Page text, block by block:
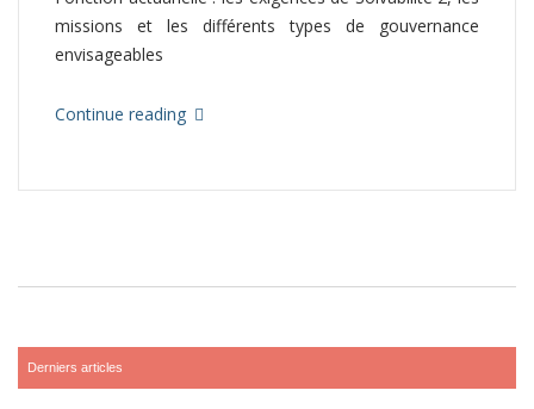
missions et les différents types de gouvernance
envisageables
Continue reading
Derniers articles